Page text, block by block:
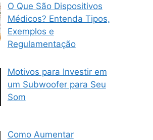
O Que São Dispositivos
Médicos? Entenda Tipos,
Exemplos e
Regulamentação
Motivos para Investir em
um Subwoofer para Seu
Som
Como Aumentar